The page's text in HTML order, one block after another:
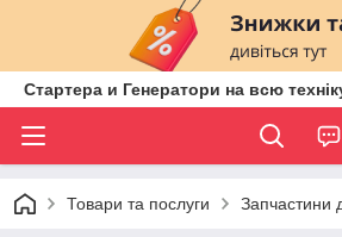
Стартера и Генератори на всю
Товари та послуги Запчастини